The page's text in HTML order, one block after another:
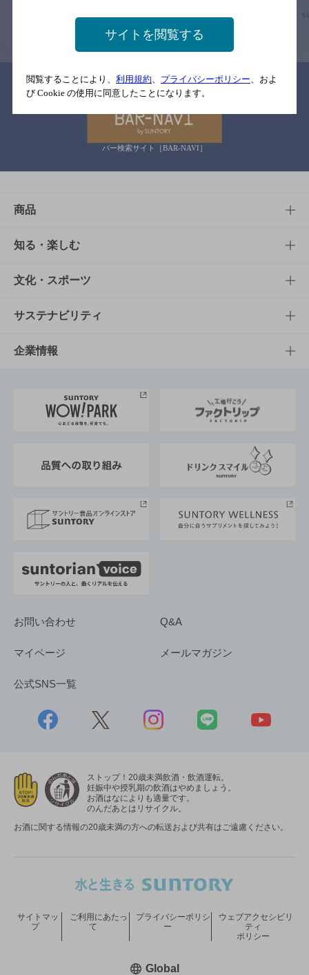
関連リンク
バー検索サイト［BAR-NAVI］
商品
商品TOP
商品一覧
商品発売情報
栄養成分一覧
知る・楽しむ
知る・楽しむTOP
キャンペーン
工場見学
地域情報
文化・スポーツ
文化・スポーツTOP
サントリーホール
サントリーサンバーズ大阪
サステナビリティ
サステナビリティTOP
サントリーが考えるサステナビリティ経営
企業情報
企業概要
採用情報
お問い合わせ Q&A
マイページ メールマガジン
公式SNS一覧
ストップ！20歳未満飲酒・飲酒運転。
妊娠中や授乳期の飲酒はやめましょう。
お酒はなによりも適量です。
のんだあとはリサイクル。
お酒に関する情報の20歳未満の方への転送および共有はご遠慮ください。
サイトマッ
プ
ご利用にあたっ
て
プライバシーポリシ
ー
ウェブアクセシビリ
ティ
ポリシー
Global新しいウィンドウで開く
サイトを閲覧する
閲覧することにより、 利用規約 プライバシーポリシー 、およ
び Cookie の使用に同意したことになります。